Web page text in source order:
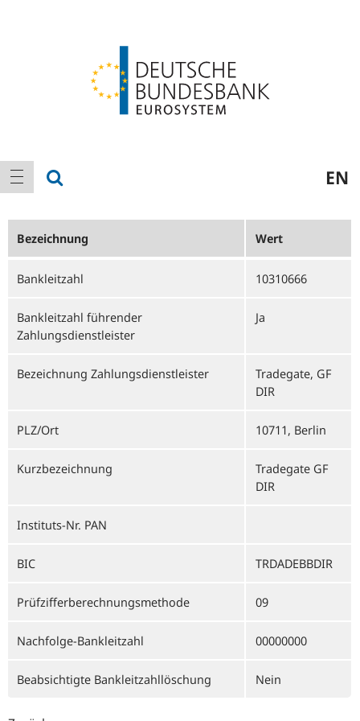
Hauptnavigation
Navigation anzeigen EN
Bezeichnung Wert
Bankleitzahl 10310666
Bankleitzahl führender
Zahlungsdienstleister
Ja
Bezeichnung Zahlungsdienstleister
Tradegate, GF
DIR
PLZ/Ort 10711, Berlin
Kurzbezeichnung
Tradegate GF
DIR
Instituts-Nr. PAN
BIC TRDADEBBDIR
Prüfzifferberechnungsmethode 09
Nachfolge-Bankleitzahl 00000000
Beabsichtigte Bankleitzahllöschung Nein